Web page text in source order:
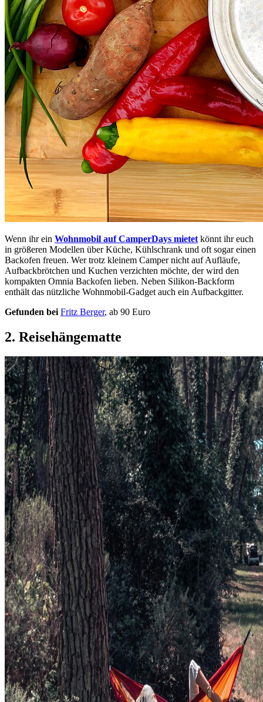
Wenn ihr ein Wohnmobil auf CamperDays mietet könnt ihr euch
in größeren Modellen über Küche, Kühlschrank und oft sogar einen
Backofen freuen. Wer trotz kleinem Camper nicht auf Aufläufe,
Aufbackbrötchen und Kuchen verzichten möchte, der wird den
kompakten Omnia Backofen lieben. Neben Silikon-Backform
enthält das nützliche Wohnmobil-Gadget auch ein Aufbackgitter.
Gefunden bei Fritz Berger, ab 90 Euro
2. Reisehängematte